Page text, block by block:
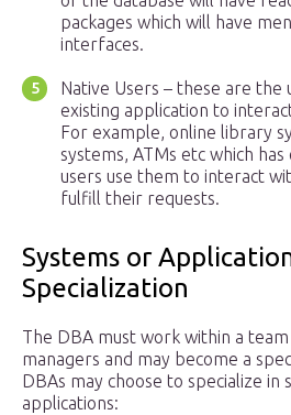
packages which will have
interfaces.
Native Users – these are the
existing application to
For example, online library
systems, ATMs etc which
users use them to interact
fulfill their requests.
Systems or
Specialization
The DBA must work within a
managers and may become a
DBAs may choose to specialize in
applications: